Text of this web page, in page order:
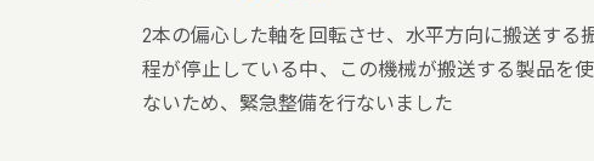
2本の偏心した軸を回転させ、水平方向に搬送する
程が停止している中、この機械が搬送する製品を
ないため、緊急整備を行ないました